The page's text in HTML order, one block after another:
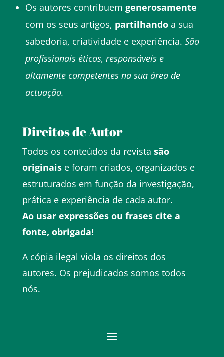
Os autores contribuem generosamente
com os seus artigos, partilhandoa sua
sabedoria, criatividade e experiência. São
profissionais éticos, responsáveis e
altamente competentes na sua área de
actuação.
Direitos de Autor
Todos os conteúdos da revista são
originaise foram criados, organizados e
estruturados em função da investigação,
prática e experiência de cada autor.
Ao usar expressões ou frases cite a
fonte, obrigada!
A cópia ilegal viola os direitos dos
autores. Os prejudicados somos todos
nós.